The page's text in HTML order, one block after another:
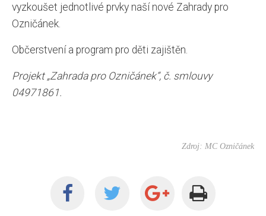
vyzkoušet jednotlivé prvky naší nové Zahrady pro
Ozničánek.
Občerstvení a program pro děti zajištěn.
Projekt „Zahrada pro Ozničánek“, č. smlouvy
04971861.
Zdroj: MC Ozničánek